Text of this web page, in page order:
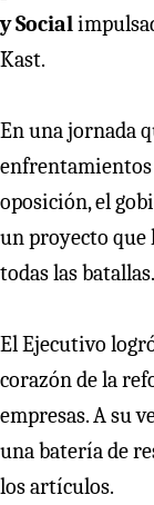
y Social
Kast.
En una jornada
oposición, el
un proyecto que
todas las batallas.
El Ejecutivo
corazón de la
empresas. A su
una batería de
los artículos.